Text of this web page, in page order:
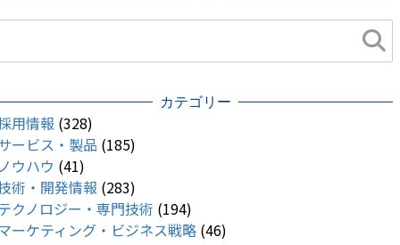
カテゴリー
用情報 (328)
ービス・製品 (185)
ウハウ (41)
術・開発情報 (283)
クノロジー・専門技術 (194)
ーケティング・ビジネス戦略 (46)